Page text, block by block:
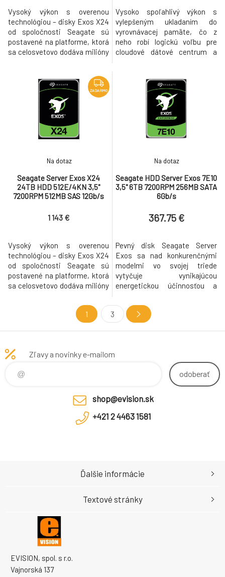
Vysoký výkon s overenou
technológiou – disky Exos X24
od spoločnosti Seagate sú
postavené na platforme, ktorá
sa celosvetovo dodáva milióny
cloudových služieb. Exos X24,
navrhnutý s najvyššou
efektívnosťou rackového
priestoru a chránený pomocou
Seagate Secure, ponúka
extrémnu špičkovú k
Vysoko spoľahlivý výkon s
vylepšeným ukladaním do
vyrovnávacej pamäte, čo z
neho robí logickú voľbu pre
cloudové dátové centrum a
pohonu s použitím hélia.
Optimalizované pre vysoký
výkon, bezpečnosť a
maximálnu úsporu. Exos X sú
vyladené pre veľké prenosy
údajov a nízku latenciu.
ZADARMO
Seagate Server Exos X24
24TB HDD 512E/4KN 3,5"
7200RPM 512MB SAS 12Gb/s
Na dotaz
1 143 €
Vysoký výkon s overenou
technológiou – disky Exos X24
od spoločnosti Seagate sú
postavené na platforme, ktorá
sa celosvetovo dodáva milióny
popredných poskytovateľov
cloudových služieb. Exos X24,
navrhnutý s najvyššou
Seagate Secure, ponúka
Seagate HDD Server Exos 7E10
3,5" 6TB 7200RPM 256MB SATA
6Gb/s
Na dotaz
367.75 €
Pevný disk Seagate Server
Exos sa nad konkurenčnými
modelmi vo svojej triede
vytyčuje vynikajúcou
energetickou účinnosťou a
Oproti predchodcovi má
vylepšenú korekciu chýb, ktorá
udrží disk v chode aj v tých
1 3
Zľavy a novinky e-mailom
odoberať
shop@evision.sk
+421 2 4463 1581
EVISION, spol. s r.o.
Vajnorská 137
Ďalšie informácie
Textové stránky